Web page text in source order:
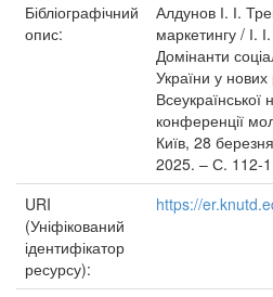
Бібліографічний
опис:
Алдунов І. І.
маркетингу / І.
Домінанти
України у
Всеукраїнської
конференції
Київ, 28
2025. – С. 112-
URI
(Уніфікований
ідентифікатор
ресурсу):
https://